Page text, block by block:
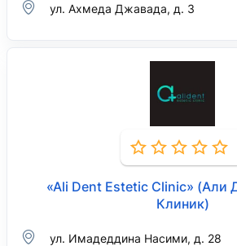
ул. Ахмеда Джавада, д. 3
«Ali Dent Estetic Clinic» (Али
Клиник)
ул. Имадеддина Насими, д. 28